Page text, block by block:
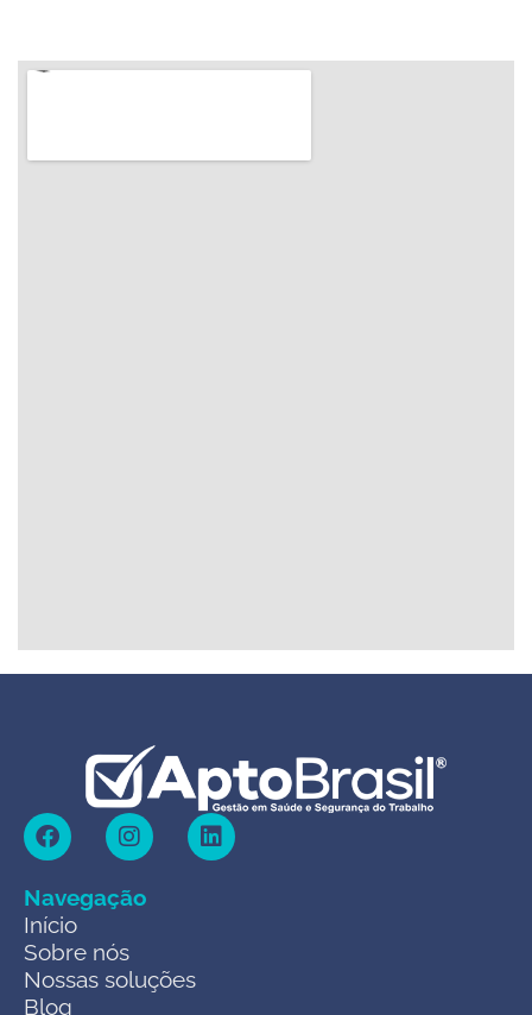
Navegação
Início
Sobre nós
Nossas soluções
Blog